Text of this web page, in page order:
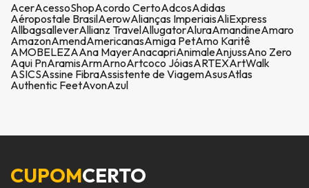
AcerAcessoShopAcordo CertoAdcosAdidas
Aéropostale BrasilAerowAlianças ImperiaisAliExpress
AllbagsalleverAllianz TravelAllugatorAluraAmandineAmaro
AmazonAmendAmericanasAmiga PetAmo Karitê
AMOBELEZAAna MayerAnacapriAnimaleAnjussAno Zero
Aqui PnAramisArmArnoArtcoco JóiasARTEXArtWalk
ASICSAssine FibraAssistente de ViagemAsusAtlas
Authentic FeetAvonAzul
CUPOMCERTO